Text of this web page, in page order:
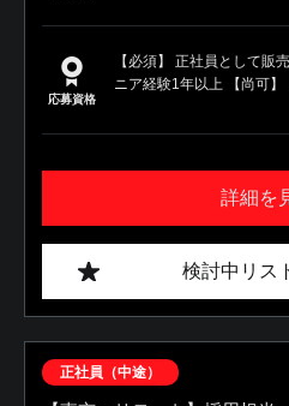
応募資格
【必須】 正社員として販
ニア経験1年以上 【尚可】
詳細を
検討中リス
正社員（中途）